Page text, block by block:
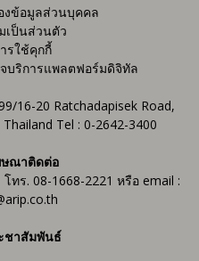
งข้อมูลส่วนบุคคล
เป็นส่วนตัว
รใช้คุกกี้
บริการแพลตฟอร์มดิจิทัล
16-20 Ratchadapisek Road,
Tel : 0-2642-3400
ณาติดต่อ
ร. 08-1668-2221 หรือ email :
ชาสัมพันธ์